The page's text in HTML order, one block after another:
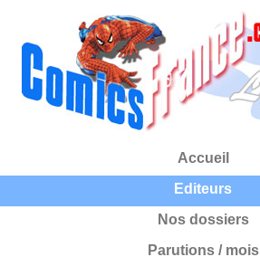
Accueil
Editeurs
Nos dossiers
Parutions / mois